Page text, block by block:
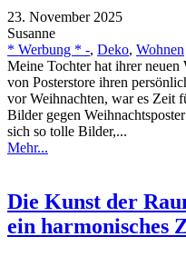
23. November 2025
Susanne
* Werbung * -, Deko, Wohnen
Meine Tochter hat ihrer
von Posterstore ihren
vor Weihnachten, war es Zeit
Bilder gegen
sich so tolle Bilder,...
Mehr...
Die Kunst der
ein harmonisches